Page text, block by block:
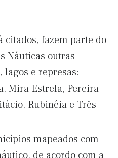
fazem parte do
Náuticas outras
lagos e represas:
Mira Estrela, Pereira
Rubinéia e Três
mapeados com